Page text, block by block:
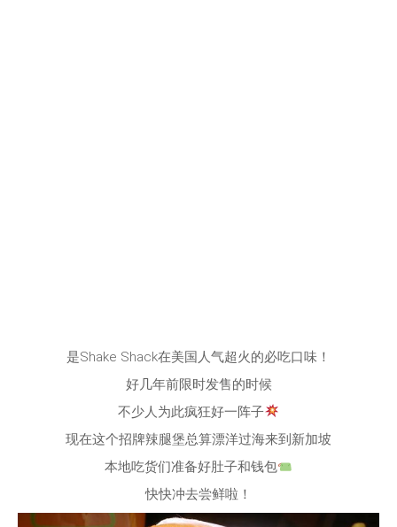
是Shake Shack在美国人气超火的必吃口味！
好几年前限时发售的时候
不少人为此疯狂好一阵子
现在这个招牌辣腿堡总算漂洋过海来到新加坡
本地吃货们准备好肚子和钱包
快快冲去尝鲜啦！